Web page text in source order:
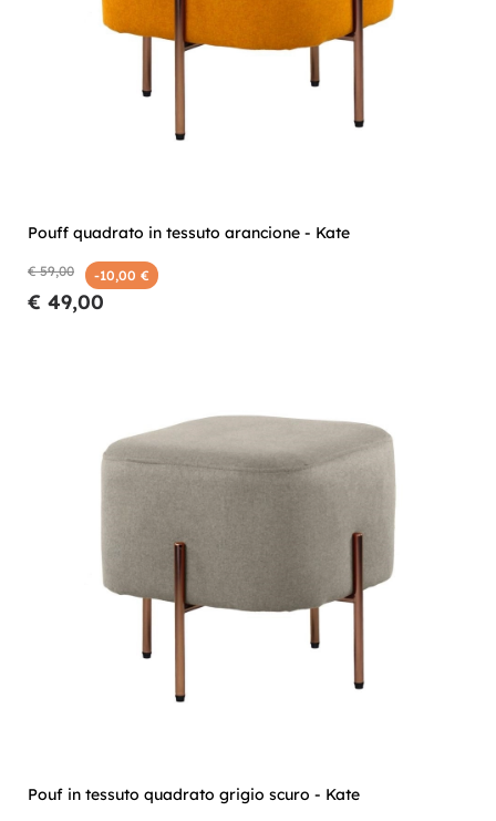
Pouff quadrato in tessuto arancione - Kate
€ 59,00 -10,00 €
€ 49,00
Pouf in tessuto quadrato grigio scuro - Kate